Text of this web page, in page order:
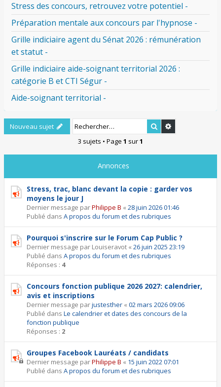
Stress des concours, retrouvez votre potentiel -
Préparation mentale aux concours par l'hypnose -
Grille indiciaire agent du Sénat 2026 : rémunération
et statut -
Grille indiciaire aide-soignant territorial 2026 :
catégorie B et CTI Ségur -
Aide-soignant territorial -
Nouveau sujet Rechercher
3 sujets • Page 1 sur1
Annonces
Stress, trac, blanc devant la copie : garder vos
moyens le jour J
Dernier message parPhilippe B « 28 juin 2026 01:46
Publié dans A propos du forum et des rubriques
Pourquoi s'inscrire sur le Forum Cap Public ?
Dernier message par Louiseravot « 26 juin 2025 23:19
Publié dans A propos du forum et des rubriques
Réponses : 4
Concours fonction publique 2026 2027: calendrier,
avis et inscriptions
Dernier message parjustesther « 02 mars 2026 09:06
Publié dans Le calendrier et dates des concours de la
fonction publique
Réponses : 2
Groupes Facebook Lauréats / candidats
Dernier message parPhilippe B « 15 juin 2022 07:01
Publié dans A propos du forum et des rubriques